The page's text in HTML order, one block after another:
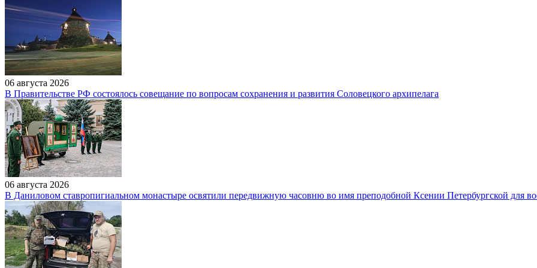
06 августа 2026
В Правительстве РФ состоялось совещание по вопросам сохранения и развития Соловецкого архипелага
06 августа 2026
В Даниловом ставропигиальном монастыре освятили передвижную часовню во имя преподобной Ксении Петербургской для